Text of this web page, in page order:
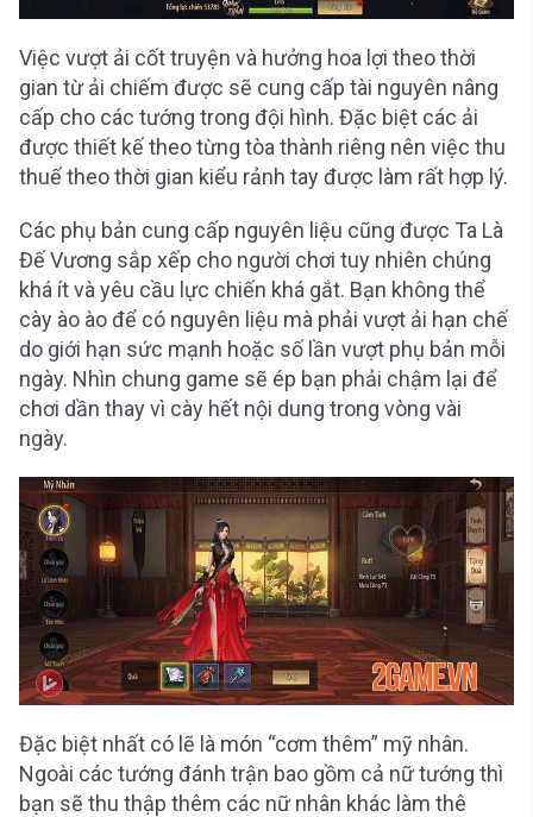
Việc vượt ải cốt truyện và hưởng hoa lợi theo thời
gian từ ải chiếm được sẽ cung cấp tài nguyên nâng
cấp cho các tướng trong đội hình. Đặc biệt các ải
được thiết kế theo từng tòa thành riêng nên việc thu
thuế theo thời gian kiểu rảnh tay được làm rất hợp lý.
Các phụ bản cung cấp nguyên liệu cũng được Ta Là
Đế Vương sắp xếp cho người chơi tuy nhiên chúng
khá ít và yêu cầu lực chiến khá gắt. Bạn không thể
cày ào ào để có nguyên liệu mà phải vượt ải hạn chế
do giới hạn sức mạnh hoặc số lần vượt phụ bản mỗi
ngày. Nhìn chung game sẽ ép bạn phải chậm lại để
chơi dần thay vì cày hết nội dung trong vòng vài
ngày.
Đặc biệt nhất có lẽ là món “cơm thêm” mỹ nhân.
Ngoài các tướng đánh trận bao gồm cả nữ tướng thì
bạn sẽ thu thập thêm các nữ nhân khác làm thê